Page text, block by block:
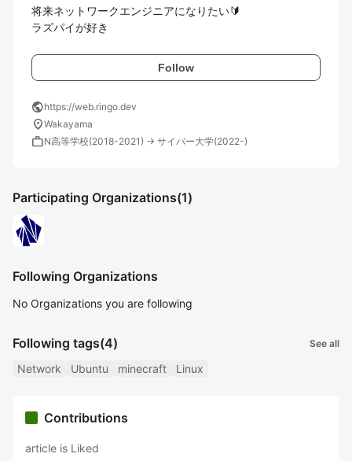
将来ネットワークエンジニアになりたい🔰
ラズパイが好き
Follow
publichttps://web.ringo.dev
location_onWakayama
workN高等学校(2018-2021) → サイバー大学(2022-)
Participating Organizations(1)
Following Organizations
No Organizations you are following
Following tags(4) See all
Network Ubuntu minecraft Linux
Contributions
article is Liked